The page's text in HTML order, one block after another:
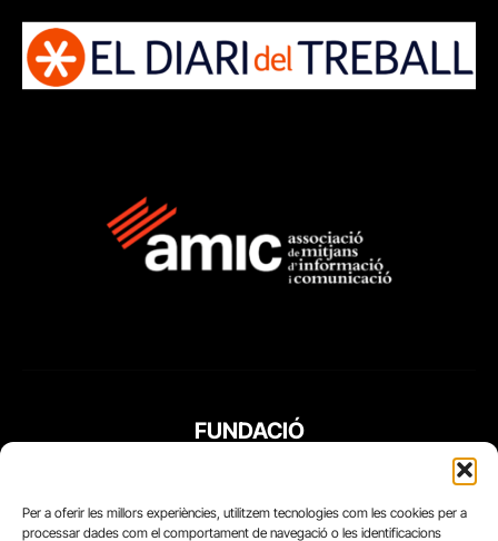
Per a oferir les millors experiències, utilitzem tecnologies com les cookies per a
processar dades com el comportament de navegació o les identificacions
FUNDACIÓ